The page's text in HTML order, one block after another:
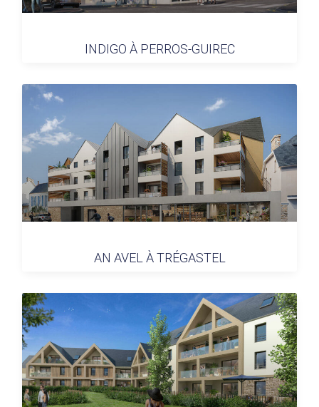
INDIGO À PERROS-GUIREC
AN AVEL À TRÉGASTEL